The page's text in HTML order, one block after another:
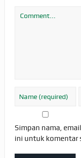
Simpan nama,
ini untuk komentar